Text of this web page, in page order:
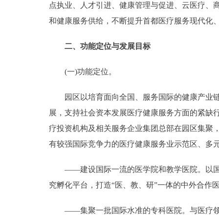
参与调查
北京概况
绿色北京
ENGLISH
DEUTSCH
点执业、人才引进、健康管理与促进、云医疗
和健康服务供给，不断提升首都医疗服务现代化
二、功能定位与发展目标
(一)功能定位。
园区以培育面向全国、服务国际的健康产业链
展，支持社会资本发展医疗健康服务方面的紧
疗投资机构及相关服务企业集团总部在园区集聚
有较强国际竞争力的医疗健康服务业示范区、
——建设国际一流的医学院和教学医院。以国
究孵化平台，打造“医、教、研”一体的中外合作
——集聚一批国际水准的专科医院。与医疗领